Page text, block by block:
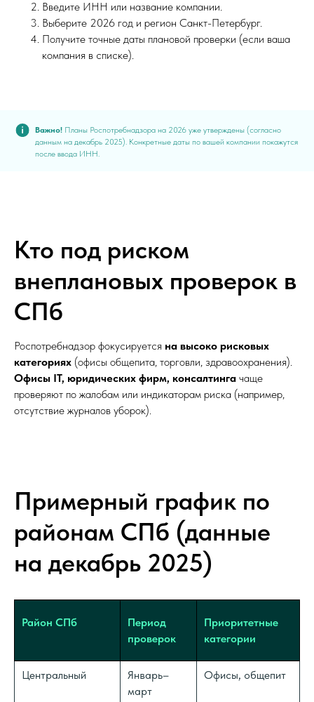
Введите ИНН или название компании.
Выберите 2026 год и регион Санкт-Петербург.
Получите точные даты плановой проверки (если ваша
компания в списке).
Важно! Планы Роспотребнадзора на 2026 уже утверждены (согласно
данным на декабрь 2025). Конкретные даты по вашей компании покажутся
после ввода ИНН.
Кто под риском
внеплановых проверок в
СПб
Роспотребнадзор фокусируется на высоко рисковых
категориях (офисы общепита, торговли, здравоохранения).
Офисы IT, юридических фирм, консалтинга чаще
проверяют по жалобам или индикаторам риска (например,
отсутствие журналов уборок).
Примерный график по
районам СПб (данные
на декабрь 2025)
Район СПб
Период
проверок
Приоритетные
категории
Центральный
Январь–
март
Офисы, общепит